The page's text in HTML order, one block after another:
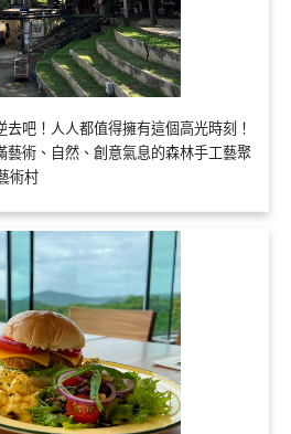
吧！人人都值得擁有這個高光時刻！
藝術、自然、創意氣息的森林手工藝聚
術村